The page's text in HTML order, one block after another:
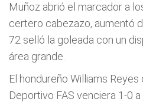
Muñoz abrió el marcador a
certero cabezazo, aumentó
72 selló la goleada con un
área grande.
El hondureño Williams Reyes
Deportivo FAS venciera 1-0